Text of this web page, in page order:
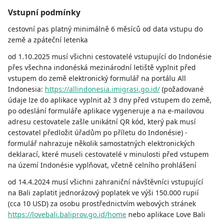
Vstupní podmínky
cestovní pas platný minimálně 6 měsíců od data vstupu do
země a zpáteční letenka
od 1.10.2025 musí všichni cestovatelé vstupující do Indonésie
přes všechna indonéská mezinárodní letiště vyplnit před
vstupem do země elektronický formulář na portálu All
Indonesia: https://allindonesia.imigrasi.go.id/ (požadované
údaje lze do aplikace vyplnit až 3 dny před vstupem do země,
po odeslání formuláře aplikace vygeneruje a na e-mailovou
adresu cestovatele zašle unikátní QR kód, který pak musí
cestovatel předložit úřadům po příletu do Indonésie) -
formulář nahrazuje několik samostatných elektronických
deklarací, které museli cestovatelé v minulosti před vstupem
na území Indonésie vyplňovat, včetně celního prohlášení
od 14.4.2024 musí všichni zahraniční návštěvníci vstupující
na Bali zaplatit jednorázový poplatek ve výši 150.000 rupií
(cca 10 USD) za osobu prostřednictvím webových stránek
https://lovebali.baliprov.go.id/home nebo aplikace Love Bali